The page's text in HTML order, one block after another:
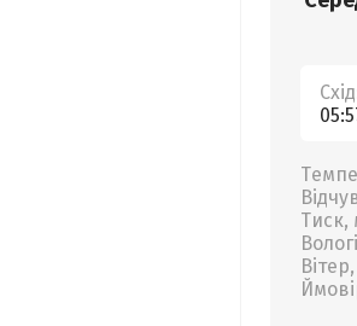
Тиск,